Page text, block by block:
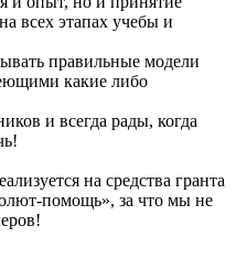
всех этапах учебы и
правильные модели
какие либо
и всегда рады, когда
на средства гранта
помощь», за что мы не